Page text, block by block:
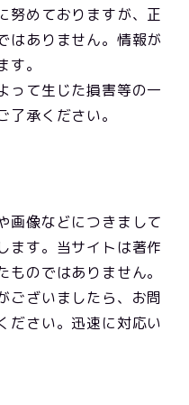
努めておりますが、正
はありません。情報が
。
って生じた損害等の一
承ください。
画像などにつきまして
ます。当サイトは著作
のではありません。
ございましたら、お問
ださい。迅速に対応い